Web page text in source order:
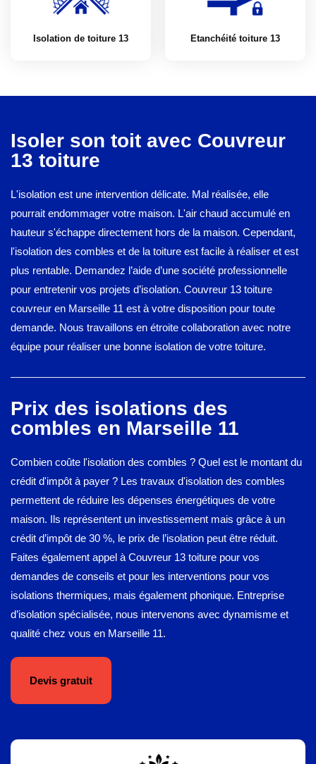
Isolation de toiture 13 Etanchéité toiture 13
Isoler son toit avec Couvreur
13 toiture
L'isolation est une intervention délicate. Mal réalisée, elle
pourrait endommager votre maison. L'air chaud accumulé en
hauteur s'échappe directement hors de la maison. Cependant,
l'isolation des combles et de la toiture est facile à réaliser et est
plus rentable. Demandez l’aide d’une société professionnelle
pour entretenir vos projets d’isolation. Couvreur 13 toiture
couvreur en Marseille 11 est à votre disposition pour toute
demande. Nous travaillons en étroite collaboration avec notre
équipe pour réaliser une bonne isolation de votre toiture.
Prix des isolations des
combles en Marseille 11
Combien coûte l'isolation des combles ? Quel est le montant du
crédit d'impôt à payer ? Les travaux d'isolation des combles
permettent de réduire les dépenses énergétiques de votre
maison. Ils représentent un investissement mais grâce à un
crédit d’impôt de 30 %, le prix de l’isolation peut être réduit.
Faites également appel à Couvreur 13 toiture pour vos
demandes de conseils et pour les interventions pour vos
isolations thermiques, mais également phonique. Entreprise
d’isolation spécialisée, nous intervenons avec dynamisme et
qualité chez vous en Marseille 11.
Devis gratuit